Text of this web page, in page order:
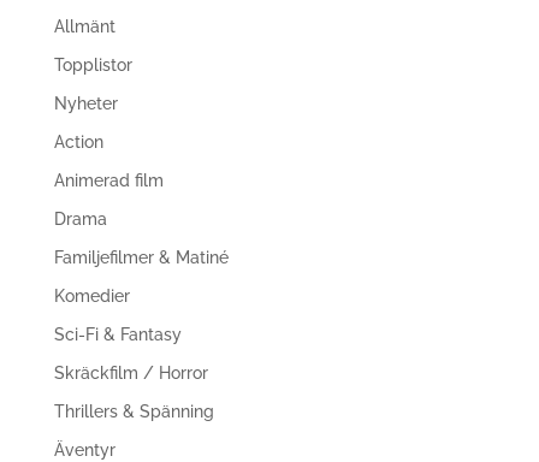
Allmänt
Topplistor
Nyheter
Action
Animerad film
Drama
Familjefilmer & Matiné
Komedier
Sci-Fi & Fantasy
Skräckfilm / Horror
Thrillers & Spänning
Äventyr